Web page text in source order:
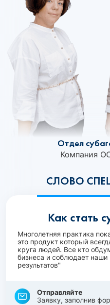
СЛОВО
Отдел
Компания
Как стать
Многолетняя практика
это продукт который
круга людей. Все кто
бизнеса и соблюдает
результатов"
Отправляйте
Заявку, заполнив